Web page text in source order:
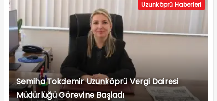
Uzunköprü Haberleri
Semiha Tokdemir Uzunköprü Vergi Dairesi
Müdürlüğü Görevine Başladı